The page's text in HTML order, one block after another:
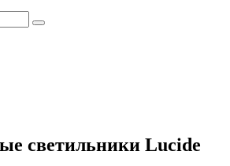
светильники Lucide